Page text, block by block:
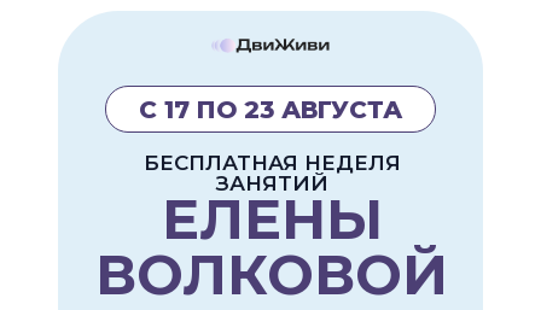
ЕЛЕНЫ
ВОЛКОВОЙ
С 17 ПО 23 АВГУСТА
БЕСПЛАТНАЯ НЕДЕЛЯ
ЗАНЯТИЙ